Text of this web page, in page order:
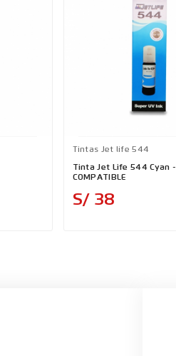
Tintas Jet life 544
Tinta Jet Life 544 Cyan -
COMPATIBLE
S/ 38